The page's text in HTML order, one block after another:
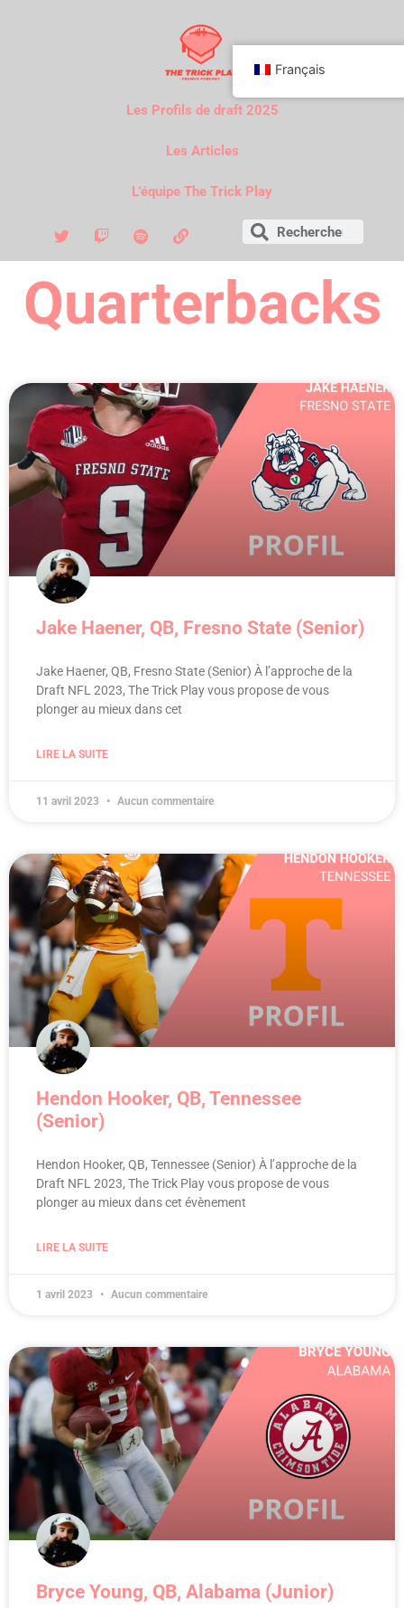
Les Profils de draft 2025
Les Articles
L'équipe The Trick Play
Quarterbacks
Jake Haener, QB, Fresno State (Senior)
Jake Haener, QB, Fresno State (Senior) À l’approche de la
Draft NFL 2023, The Trick Play vous propose de vous
plonger au mieux dans cet
LIRE LA SUITE
11 avril 2023 Aucun commentaire
Hendon Hooker, QB, Tennessee
(Senior)
Hendon Hooker, QB, Tennessee (Senior) À l’approche de la
Draft NFL 2023, The Trick Play vous propose de vous
plonger au mieux dans cet évènement
LIRE LA SUITE
1 avril 2023 Aucun commentaire
Bryce Young, QB, Alabama (Junior)
Français